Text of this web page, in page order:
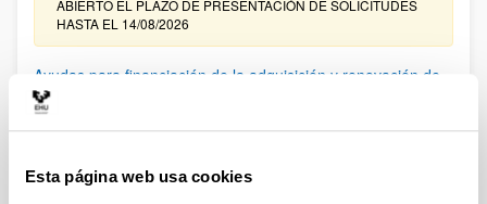
Esta página web usa cookies
ABIERTO EL PLAZO DE PRESENTACIÓN DE SOLICITUDES
HASTA EL 14/08/2026
Ayudas para financiación de la adquisición y renovación de
infraestructura científica y fondos bibliográficos en la
UPV/EHU 2026
25/03/2026: Corrección de errores del listado provisional de